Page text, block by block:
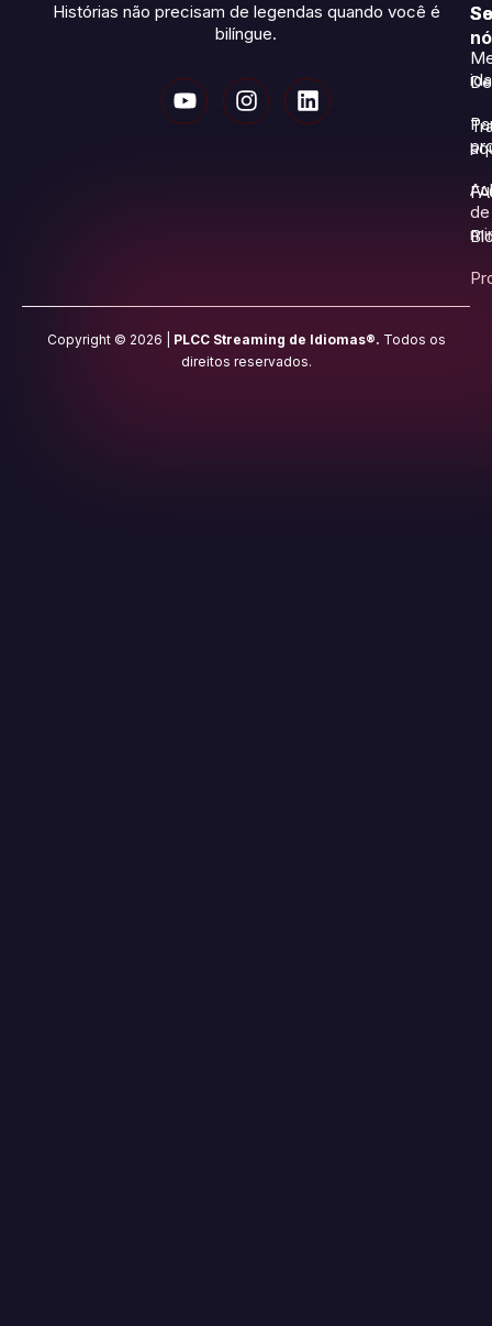
Histórias não precisam de legendas quando você é
bilíngue.
de
Copyright © 2026 | PLCC Streaming de Idiomas®. Todos os
direitos reservados.